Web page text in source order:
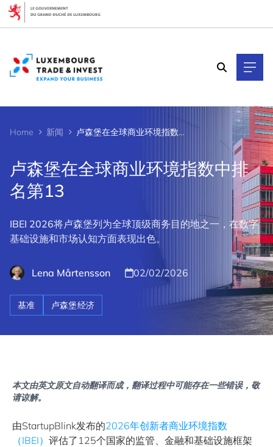
Home 新闻 卢森堡在全球商业环境指数中排名第13
卢森堡在全球商业环境指数中排
名第13
IBEI 2026将卢森堡列为全球顶级商务目的地之一，在数字
基础设施和市场认知方面表现出色。
Lena Mårtensson 02/02/2026
基准 卢森堡经济
本文由英文原文自动翻译而成，翻译过程中可能存在一些错误，敬
请谅解。
由StartupBlink发布的2026年创新者商业环境指数
（IBEI） 评估了125个国家的监管、金融和基础设施框架
Cookies management panel